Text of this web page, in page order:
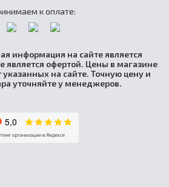
к оплате:
информация на сайте является
является офертой. Цены в магазине
указанных на сайте. Точную цену и
уточняйте у менеджеров.